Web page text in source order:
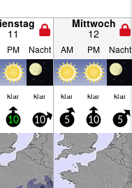
11
Mittwoch
12
PM Nacht AM PM Nacht
klar klar klar klar klar
10 10 5 10 5